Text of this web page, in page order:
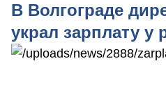
В Волгограде
украл зарплату у